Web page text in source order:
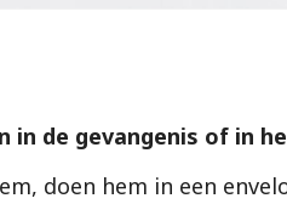
in de gevangenis of in
doen hem in een